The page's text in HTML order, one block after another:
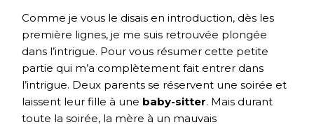
Comme je vous le disais en introduction, dès les
première lignes, je me suis retrouvée plongée
dans l’intrigue. Pour vous résumer cette petite
partie qui m’a complètement fait entrer dans
l’intrigue. Deux parents se réservent une soirée et
laissent leur fille à une baby-sitter. Mais durant
toute la soirée, la mère à un mauvais